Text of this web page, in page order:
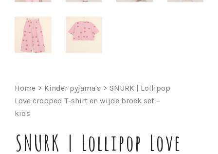
Home > Kinder pyjama's > SNURK | Lollipop
Love cropped T-shirt en wijde broek set –
kids
SNURK | Lollipop Love